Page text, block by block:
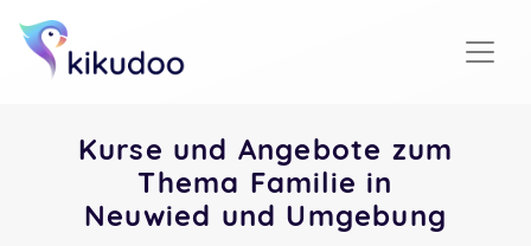
Kurse und Angebote zum
Thema Familie in
Neuwied und Umgebung